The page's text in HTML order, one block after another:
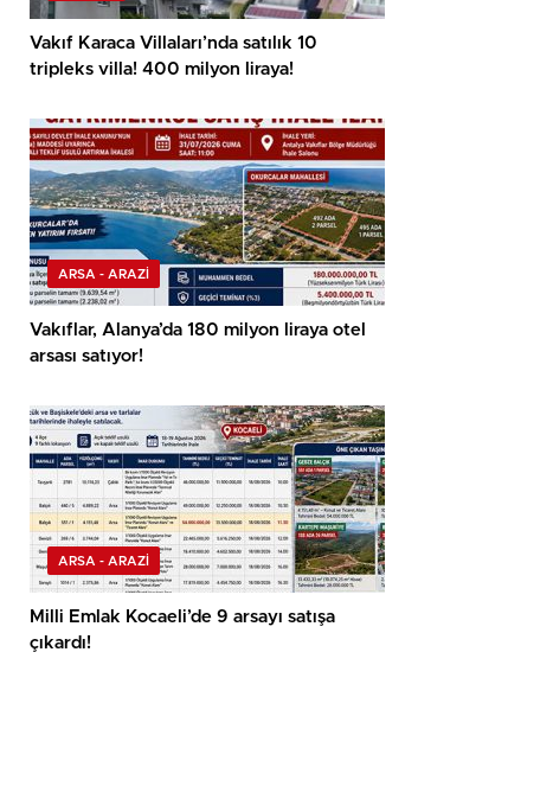
Vakıf Karaca Villaları’nda satılık 10
tripleks villa! 400 milyon liraya!
ARSA - ARAZİ
Vakıflar, Alanya’da 180 milyon liraya otel
arsası satıyor!
ARSA - ARAZİ
Milli Emlak Kocaeli’de 9 arsayı satışa
çıkardı!